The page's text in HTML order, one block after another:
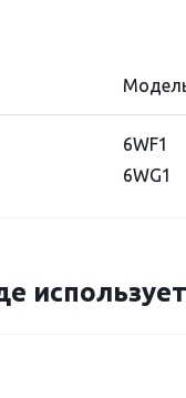
6WF1
6WG1